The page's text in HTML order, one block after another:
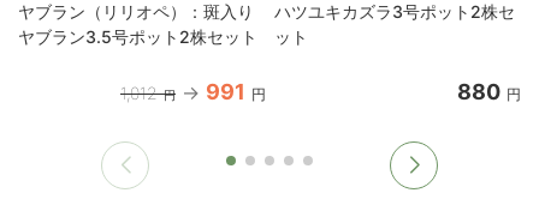
ヤブラン（リリオペ）：斑入り
ヤブラン3.5号ポット2株セット
1,012 円 991 円
ハツユキカズラ3号ポット2株セ
ット
880 円